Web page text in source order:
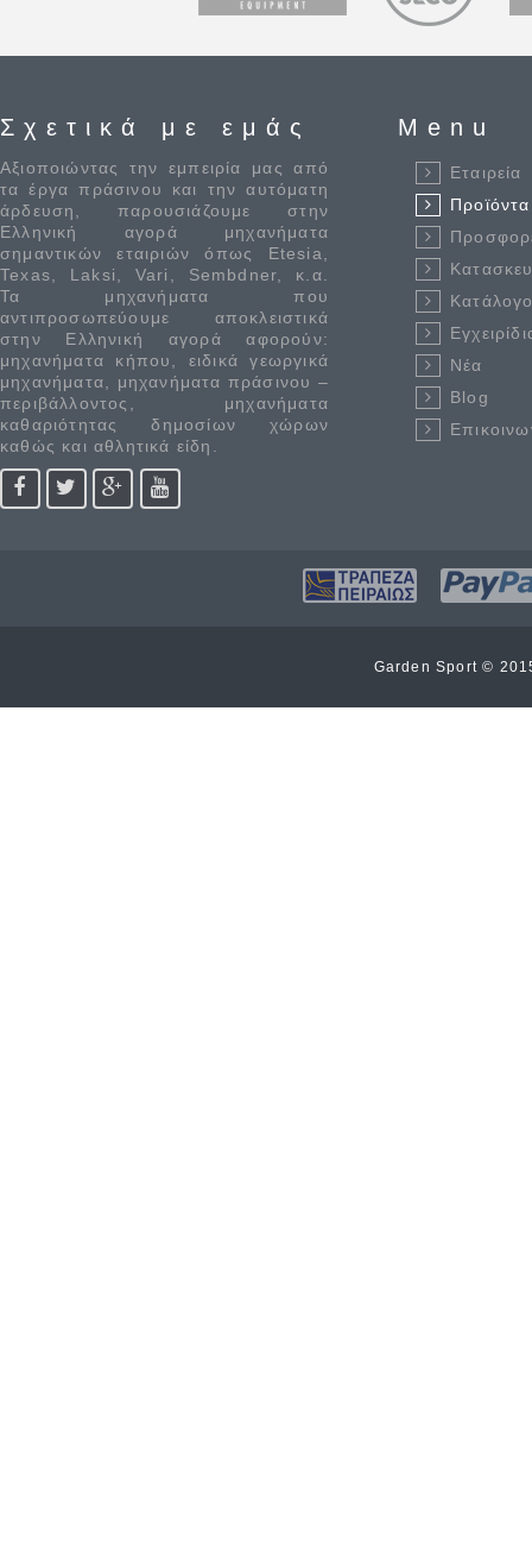
Σχετικά με εμάς
Αξιοποιώντας την εμπειρία μας από
τα έργα πράσινου και την αυτόματη
άρδευση, παρουσιάζουμε στην
Ελληνική αγορά μηχανήματα
σημαντικών εταιριών όπως Etesia,
Texas, Laksi, Vari, Sembdner, κ.α.
Τα μηχανήματα που
αντιπροσωπεύουμε αποκλειστικά
στην Ελληνική αγορά αφορούν:
μηχανήματα κήπου, ειδικά γεωργικά
μηχανήματα, μηχανήματα πράσινου –
περιβάλλοντος, μηχανήματα
καθαριότητας δημοσίων χώρων
καθώς και αθλητικά είδη.
Menu
Εταιρεία
Προϊόντα
Νέα
Blog
Garden Sport ©